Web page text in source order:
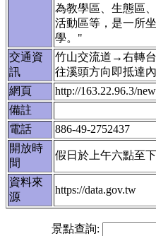
為教學區、生態區
活動區等，是一所
學。"
交通資
訊
竹山交流道→右轉
往溪頭方向即抵達內
網頁
http://163.22.96.3/
備註
電話
886-49-2752437
開放時
間
假日於上午六點至
資料來
源
https://data.gov.tw
景點查詢: